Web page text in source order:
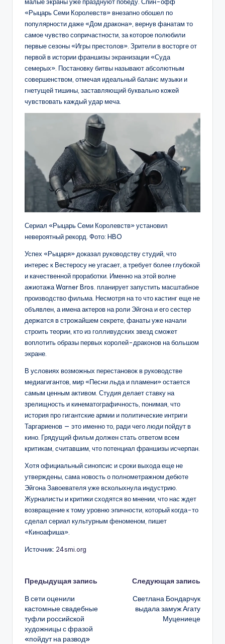
«Рыцарь Семи Королевств» внезапно обошел по
популярности даже «Дом дракона», вернув фанатам то
самое чувство сопричастности, за которое полюбили
первые сезоны «Игры престолов». Зрители в восторге от
первой в истории франшизы экранизации «Суда
семерых». Постановку битвы называют абсолютным
совершенством, отмечая идеальный баланс музыки и
гнетущей тишины, заставляющий буквально кожей
чувствовать каждый удар меча.
Сериал «Рыцарь Семи Королевств» установил
невероятный рекорд. Фото: HBO
Успех «Рыцаря» доказал руководству студий, что
интерес к Вестеросу не угасает, а требует более глубокой
и качественной проработки. Именно на этой волне
ажиотажа Warner Bros. планирует запустить масштабное
производство фильма. Несмотря на то что кастинг еще не
объявлен, а имена актеров на роли Эйгона и его сестер
держатся в строжайшем секрете, фанаты уже начали
строить теории, кто из голливудских звезд сможет
воплотить образы первых королей-драконов на большом
экране.
В условиях возможных перестановок в руководстве
медиагигантов, мир «Песни льда и пламени» остается
самым ценным активом. Студия делает ставку на
зрелищность и кинематографичность, понимая, что
история про гигантские армии и политические интриги
Таргариенов — это именно то, ради чего люди пойдут в
кино. Грядущий фильм должен стать ответом всем
критикам, считавшим, что потенциал франшизы исчерпан.
Хотя официальный синопсис и сроки выхода еще не
утверждены, сама новость о полнометражном дебюте
Эйгона Завоевателя уже всколыхнула индустрию.
Журналисты и критики сходятся во мнении, что нас ждет
возвращение к тому уровню эпичности, который когда-то
сделал сериал культурным феноменом, пишет
«Киноафиша».
Источник: 24smi.org
Навигация
записи
Предыдущая запись
В сети оценили
кастомные свадебные
туфли российской
художницы с фразой
«пойдут на развод»
Следующая запись
Светлана Бондарчук
выдала замуж Агату
Муцениеце